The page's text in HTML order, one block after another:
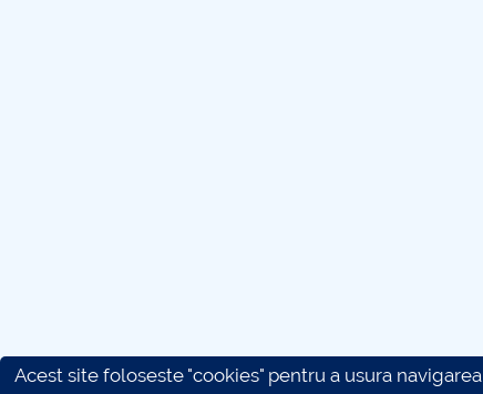
Acest site foloseste "cookies" pentru a usura